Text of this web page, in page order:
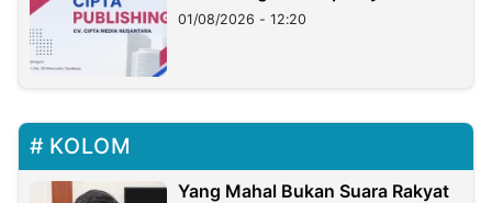
01/08/2026 - 12:20
KOLOM
Yang Mahal Bukan Suara Rakyat